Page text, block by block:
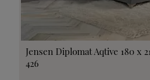
Jensen Diplomat Aqtive 180 x
426